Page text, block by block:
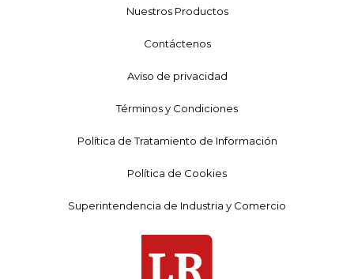
Nuestros Productos
Contáctenos
Aviso de privacidad
Términos y Condiciones
Política de Tratamiento de Información
Política de Cookies
Superintendencia de Industria y Comercio